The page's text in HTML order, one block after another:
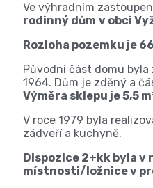
Ve výhradním
rodinný dům v obci
Rozloha pozemku je
Původní část domu
1964. Dům je zděný a
Výměra sklepu je 5,5
V roce 1979 byla
zádveří a kuchyně.
Dispozice 2+kk byla v
místnosti/ložnice v